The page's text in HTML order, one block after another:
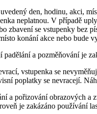
den, hodinu, akci,
neplatnou. V případě
zbavení se vstupenky bez
konání akce nebo bude
padělání a pozměňování je
vstupenka se
poplatky se nevracejí.
a pořizování obrazových a
je zakázáno používání